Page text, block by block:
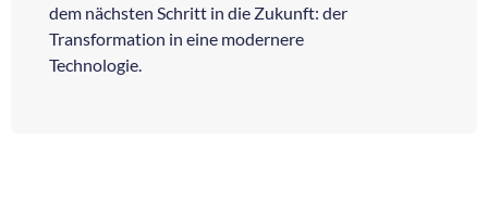
dem nächsten Schritt in die Zukunft: der
Transformation in eine modernere
Technologie.